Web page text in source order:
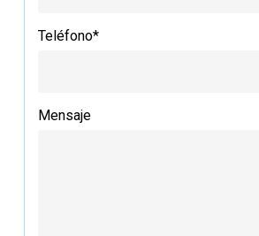
Teléfono*
Mensaje